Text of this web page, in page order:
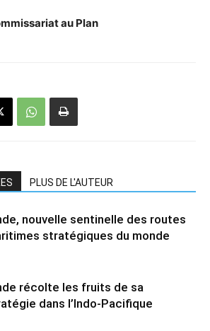
au Plan
PLUS DE L'AUTEUR
nouvelle sentinelle des routes
stratégiques du monde
récolte les fruits de sa
dans l’Indo-Pacifique